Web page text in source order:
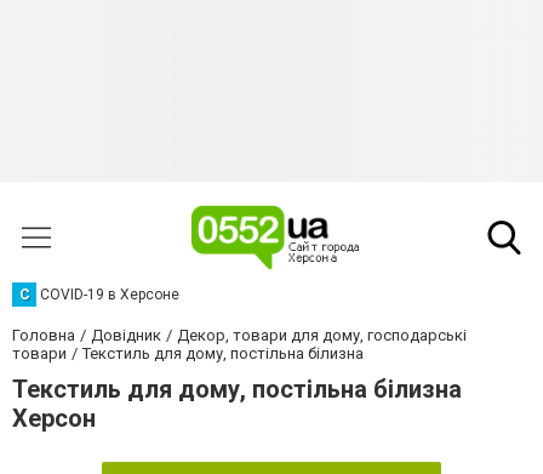
C COVID-19 в Херсоне
Головна Довідник
Декор, товари для дому, господарські
товари
Текстиль для дому, постільна білизна
Текстиль для дому, постільна білизна
Херсон